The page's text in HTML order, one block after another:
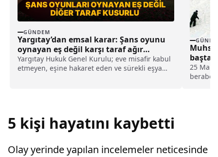
GÜNDEM
Yargıtay’dan emsal karar: Şans oyunu
oynayan eş değil karşı taraf ağır
kusurlu sayıldı
Yargıtay Hukuk Genel Kurulu; eve misafir kabul
etmeyen, eşine hakaret eden ve sürekli eşya
baştan
25 Mart
5 kişi hayatını kaybetti
Olay yerinde yapılan incelemeler neticesinde